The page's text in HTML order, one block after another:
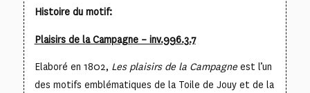
Histoire du motif:
Plaisirs de la Campagne – inv.996.3.7
Elaboré en 1802, Les plaisirs de la Campagneest l’un
des motifs emblématiques de la Toile de Jouy et de la